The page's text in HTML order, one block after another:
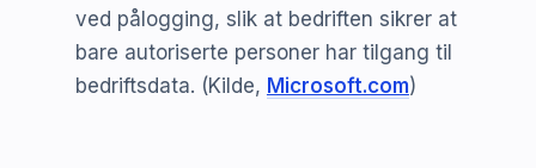
ved pålogging, slik at bedriften sikrer at
bare autoriserte personer har tilgang til
bedriftsdata. (Kilde, Microsoft.com)